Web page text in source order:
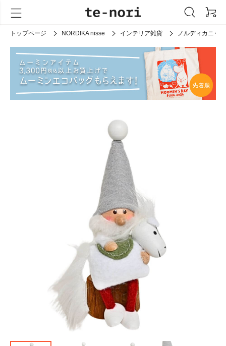
トップページ NORDIKA nisse インテリア雑貨 ノルディカニッ